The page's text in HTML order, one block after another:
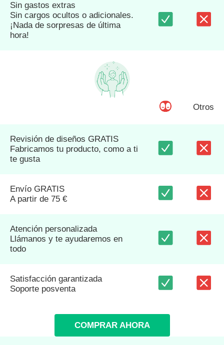
Sin gastos extras
Sin cargos ocultos o adicionales.
¡Nada de sorpresas de última
hora!
Otros
Revisión de diseños GRATIS
Fabricamos tu producto, como a ti
te gusta
Envío GRATIS
A partir de 75 €
Atención personalizada
Llámanos y te ayudaremos en
todo
Satisfacción garantizada
Soporte posventa
COMPRAR AHORA